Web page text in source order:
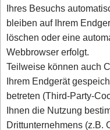
Ihres Besuchs
bleiben auf Ihrem
löschen oder eine
Webbrowser erfolgt.
Teilweise können auch
Ihrem Endgerät
betreten (Third-Party-
Ihnen die Nutzung
Drittunternehmens (z.B.